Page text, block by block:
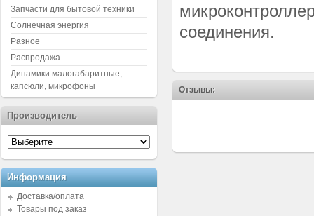
соединения.
Отзывы:
Запчасти для бытовой техники
Солнечная энергия
Разное
Распродажа
Динамики малогабаритные,
капсюли, микрофоны
Производитель
Информация
Доставка/оплата
Товары под заказ